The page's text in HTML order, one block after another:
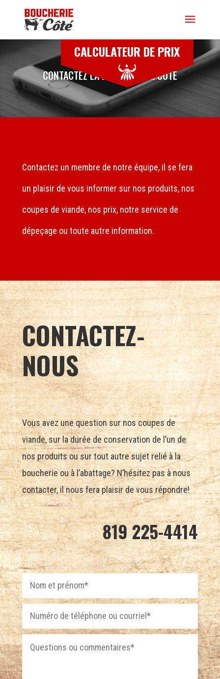
CALCULATEUR DE PRIX
CONTACTEZ LA BOUCHERIE A. CÔTÉ
Contactez un membre de notre équipe, il se fera
un plaisir de vous informer sur nos produits, nos
coupes de viande, nos prix, notre service de
dépeçage ou toute autre information.
CONTACTEZ-
NOUS
Vous avez une question sur nos coupes de
viande, sur la durée de conservation de l’un de
nos produits ou sur tout autre sujet relié à la
boucherie ou à l’abattage? N’hésitez pas à nous
contacter, il nous fera plaisir de vous répondre!
819 225-4414